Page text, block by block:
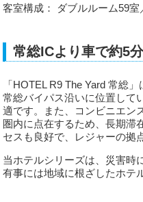
客室構成： ダブルルーム59
常総ICより車で約5
「HOTEL R9 The Yard 常総
常総バイパス沿いに位置して
適です。また、コンビニエン
圏内に点在するため、長期滞
セスも良好で、レジャーの拠
当ホテルシリーズは、災害時
有事には地域に根ざしたホテ